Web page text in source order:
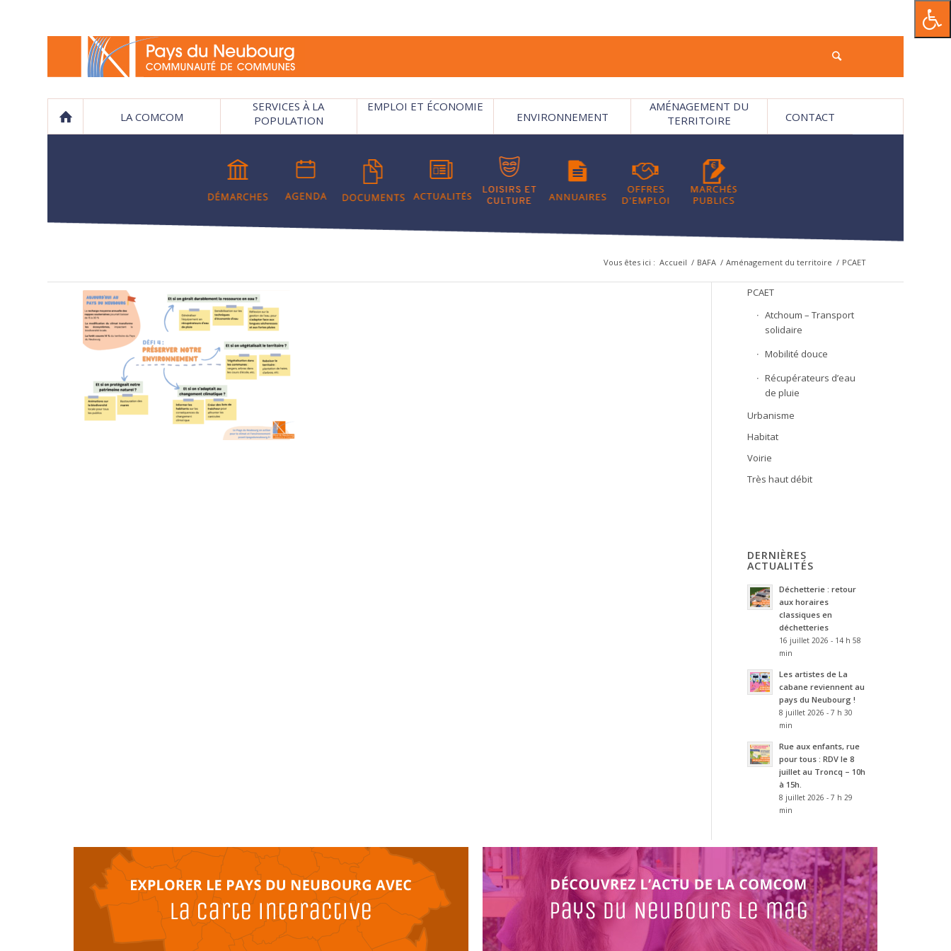
LA COMCOM
SERVICES À LA
POPULATION
EMPLOI ET ÉCONOMIE
ENVIRONNEMENT
AMÉNAGEMENT DU
TERRITOIRE
CONTACT
Vous êtes ici : Accueil / BAFA / Aménagement du territoire / PCAET
PCAET
Atchoum – Transport
solidaire
Mobilité douce
Récupérateurs d’eau
de pluie
Urbanisme
Habitat
Voirie
Très haut débit
DERNIÈRES
ACTUALITÉS
Déchetterie : retour
aux horaires
classiques en
déchetteries
16 juillet 2026 - 14 h 58
min
Les artistes de La
cabane reviennent au
pays du Neubourg !
8 juillet 2026 - 7 h 30
min
Rue aux enfants, rue
pour tous : RDV le 8
juillet au Troncq – 10h
à 15h.
8 juillet 2026 - 7 h 29
min